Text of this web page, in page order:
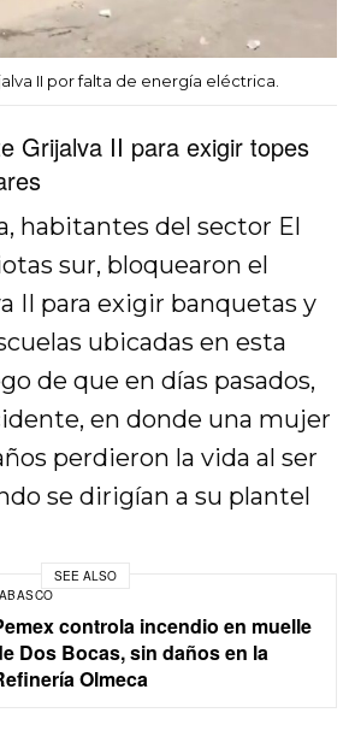
II por falta de energía eléctrica.
Grijalva II para exigir topes
habitantes del sector El
sur, bloquearon el
II para exigir banquetas y
ubicadas en esta
de que en días pasados,
en donde una mujer
perdieron la vida al ser
se dirigían a su plantel
SEE ALSO
controla incendio en muelle
Dos Bocas, sin daños en la
Olmeca